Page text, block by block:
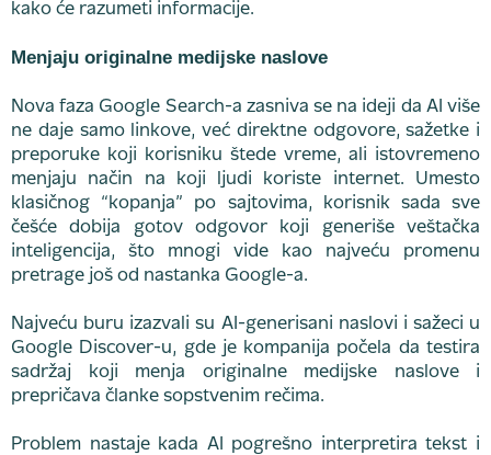
kako će razumeti informacije.
Menjaju originalne medijske naslove
Nova faza Google Search-a zasniva se na ideji da AI više
ne daje samo linkove, već direktne odgovore, sažetke i
preporuke koji korisniku štede vreme, ali istovremeno
menjaju način na koji ljudi koriste internet. Umesto
klasičnog “kopanja” po sajtovima, korisnik sada sve
češće dobija gotov odgovor koji generiše veštačka
inteligencija, što mnogi vide kao najveću promenu
pretrage još od nastanka Google-a.
Najveću buru izazvali su AI-generisani naslovi i sažeci u
Google Discover-u, gde je kompanija počela da testira
sadržaj koji menja originalne medijske naslove i
prepričava članke sopstvenim rečima.
Problem nastaje kada AI pogrešno interpretira tekst i